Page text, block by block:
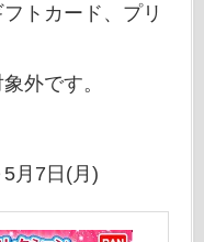
トカード、プリ
外です。
月7日(月)